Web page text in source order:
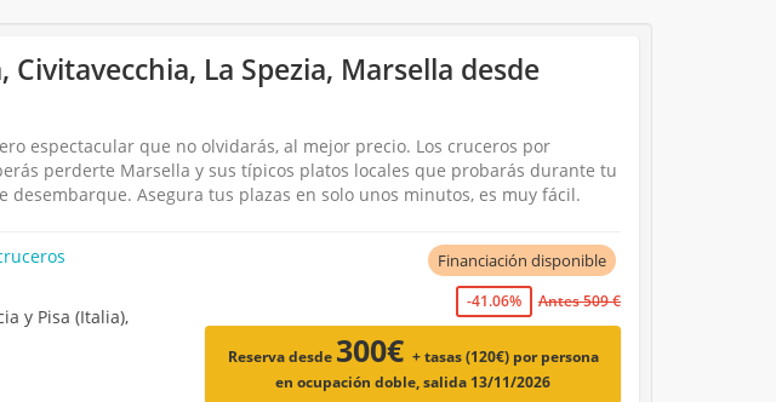
La Spezia, Marsella desde
espectacular que no olvidarás, al mejor precio. Los cruceros por
perderte Marsella y sus típicos platos locales que probarás durante tu
Asegura tus plazas en solo unos minutos, es muy fácil.
y Pisa (Italia),
Financiación disponible
-41.06% Antes 509 €
Reserva desde 300€ + tasas (120€) por persona
en ocupación doble, salida 13/11/2026